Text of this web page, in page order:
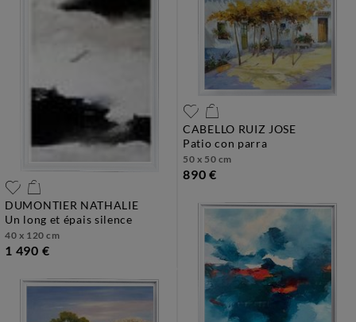
DUMONTIER NATHALIE
un long et épais silence
40 x 120 cm
1 490 €
CABELLO RUIZ JOSE
patio con parra
50 x 50 cm
890 €